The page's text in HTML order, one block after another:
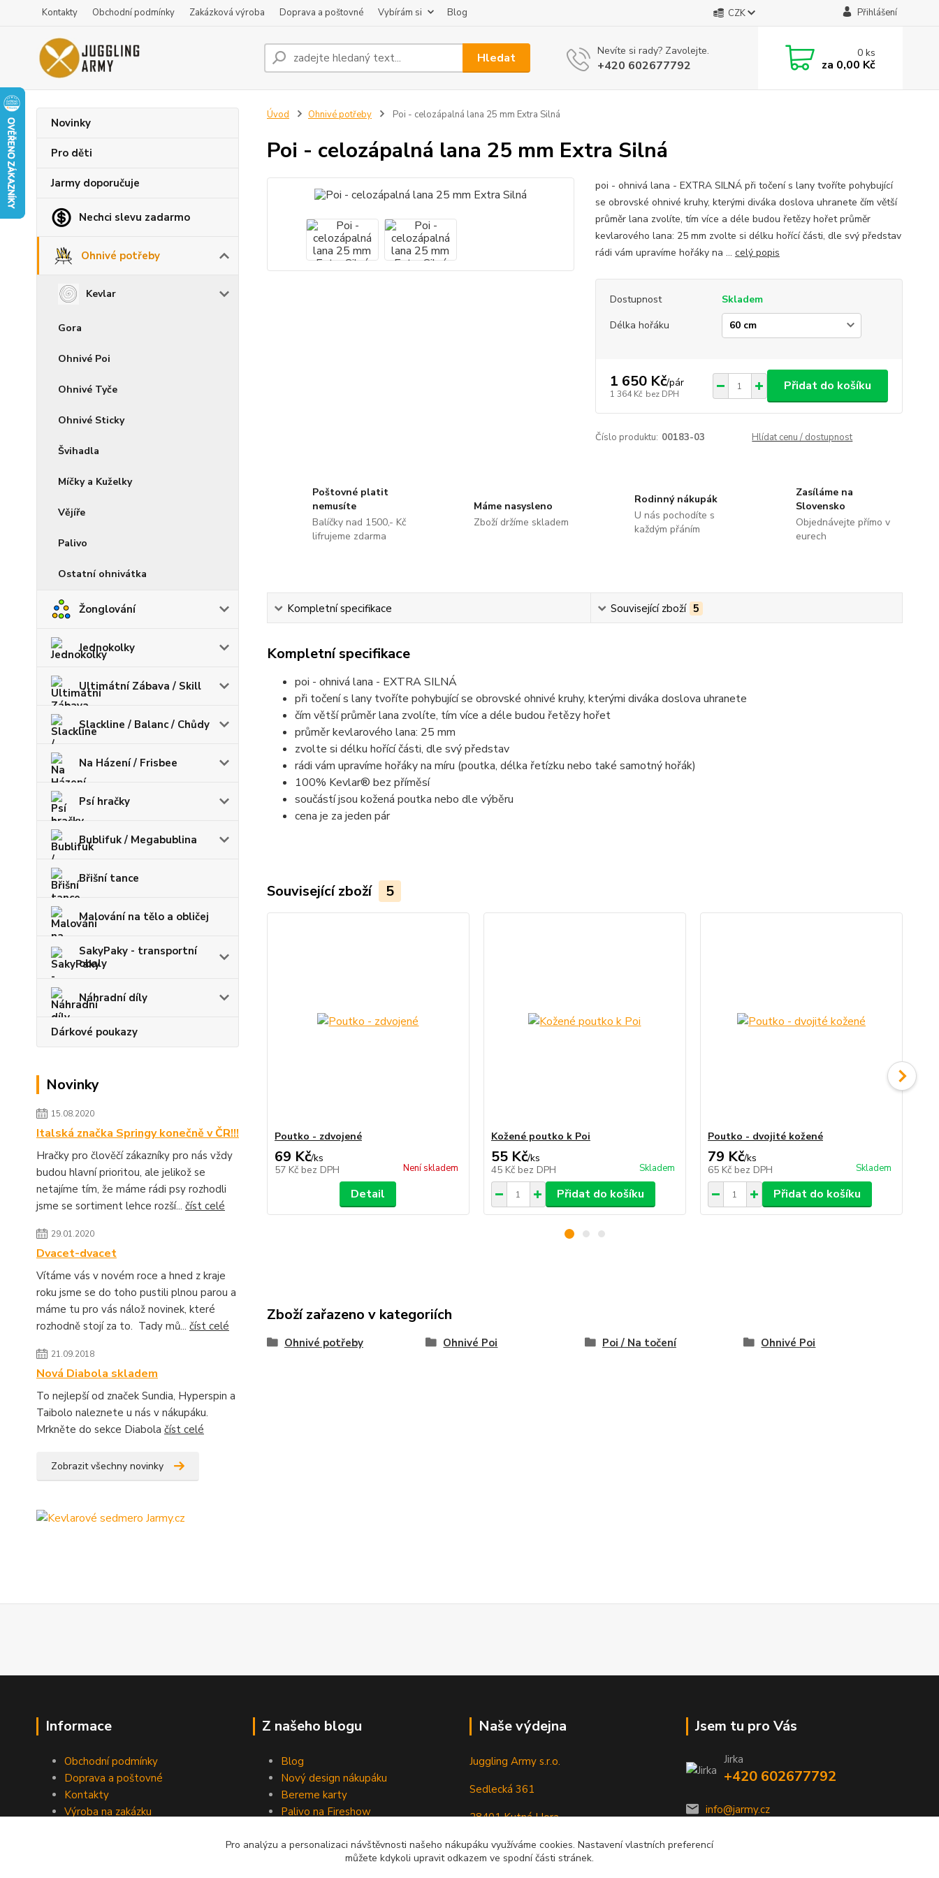
Kontakty Obchodní podmínky Zakázková výroba Doprava a poštovné Vybírám si Blog CZK Přihlášení
Hledat Nevíte si rady? Zavolejte.
+420 602677792
0ks
za 0,00 Kč
Novinky
Pro děti
Jarmy doporučuje
Nechci slevu zadarmo
Ohnivé potřeby
Kevlar
Gora
Ohnivé Poi
Ohnivé Tyče
Ohnivé Sticky
Švihadla
Míčky a Kuželky
Vějíře
Palivo
Ostatní ohnivátka
Žonglování
Jednokolky
Ultimátní Zábava / Skill
Slackline / Balanc / Chůdy
Na Házení / Frisbee
Psí hračky
Bublifuk / Megabublina
Břišní tance
Malování na tělo a obličej
SakyPaky - transportní
obaly
Náhradní díly
Dárkové poukazy
Novinky
15.08.2020
Italská značka Springy konečně v ČR!!!
Hračky pro člověčí zákazníky pro nás vždy
budou hlavní prioritou, ale jelikož se
netajíme tím, že máme rádi psy rozhodli
jsme se sortiment lehce rozší... číst celé
29.01.2020
Dvacet-dvacet
Vítáme vás v novém roce a hned z kraje
roku jsme se do toho pustili plnou parou a
máme tu pro vás nálož novinek, které
rozhodně stojí za to. Tady mů... číst celé
21.09.2018
Nová Diabola skladem
To nejlepší od značek Sundia, Hyperspin a
Taibolo naleznete u nás v nákupáku.
Mrkněte do sekce Diabola číst celé
Zobrazit všechny novinky
Úvod Ohnivé potřeby Poi - celozápalná lana 25 mm Extra Silná
Poi - celozápalná lana 25 mm Extra Silná
poi - ohnivá lana - EXTRA SILNÁ při točení s lany tvoříte pohybující
se obrovské ohnivé kruhy, kterými diváka doslova uhranete čím větší
průměr lana zvolíte, tím více a déle budou řetězy hořet průměr
kevlarového lana: 25 mm zvolte si délku hořící části, dle svý představ
rádi vám upravíme hořáky na ... celý popis
Dostupnost
Skladem
Délka hořáku
1 650 Kč/pár
1 364 Kč bez DPH
Přidat do košíku
Číslo produktu: 00183-03 Hlídat cenu / dostupnost
Poštovné platit
nemusíte
Balíčky nad 1500,- Kč
lifrujeme zdarma
Máme nasysleno
Zboží držíme skladem
Rodinný nákupák
U nás pochodíte s
každým přáním
Zasíláme na
Slovensko
Objednávejte přímo v
eurech
Kompletní specifikace Související zboží 5
Kompletní specifikace
poi - ohnivá lana - EXTRA SILNÁ
při točení s lany tvoříte pohybující se obrovské ohnivé kruhy, kterými diváka doslova uhranete
čím větší průměr lana zvolíte, tím více a déle budou řetězy hořet
průměr kevlarového lana: 25 mm
zvolte si délku hořící části, dle svý představ
rádi vám upravíme hořáky na míru (poutka, délka řetízku nebo také samotný hořák)
100% Kevlar® bez příměsí
součástí jsou kožená poutka nebo dle výběru
cena je za jeden pár
Související zboží 5
Poutko - zdvojené
69 Kč/ks
57 Kč bez DPH Není skladem
Detail
Kožené poutko k Poi
55 Kč/ks
45 Kč bez DPH Skladem
Přidat do košíku
Poutko - dvojité kožené
79 Kč/ks
65 Kč bez DPH Skladem
Přidat do košíku
Zboží zařazeno v kategoriích
Ohnivé potřeby Ohnivé Poi Poi / Na točení Ohnivé Poi
Informace
Obchodní podmínky
Doprava a poštovné
Kontakty
Výroba na zakázku
Z našeho blogu
Blog
Nový design nákupáku
Bereme karty
Palivo na Fireshow
Naše výdejna
Juggling Army s.r.o.
Sedlecká 361
28401 Kutná Hora
Jsem tu pro Vás
Jirka
+420 602677792
info@jarmy.cz
Pro analýzu a personalizaci návštěvnosti našeho nákupáku využíváme cookies. Nastavení vlastních preferencí
můžete kdykoli upravit odkazem ve spodní části stránek.